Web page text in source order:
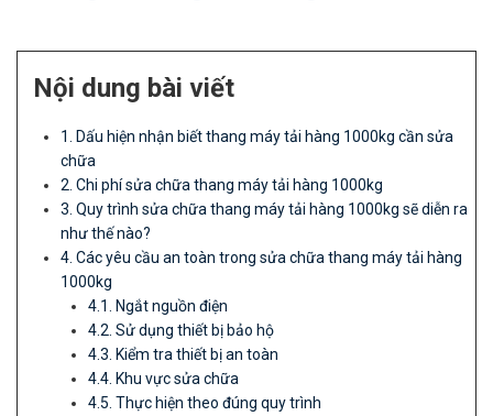
Nội dung bài viết
1. Dấu hiện nhận biết thang máy tải hàng 1000kg cần sửa
chữa
2. Chi phí sửa chữa thang máy tải hàng 1000kg
3. Quy trình sửa chữa thang máy tải hàng 1000kg sẽ diễn ra
như thế nào?
4. Các yêu cầu an toàn trong sửa chữa thang máy tải hàng
1000kg
4.1. Ngắt nguồn điện
4.2. Sử dụng thiết bị bảo hộ
4.3. Kiểm tra thiết bị an toàn
4.4. Khu vực sửa chữa
4.5. Thực hiện theo đúng quy trình